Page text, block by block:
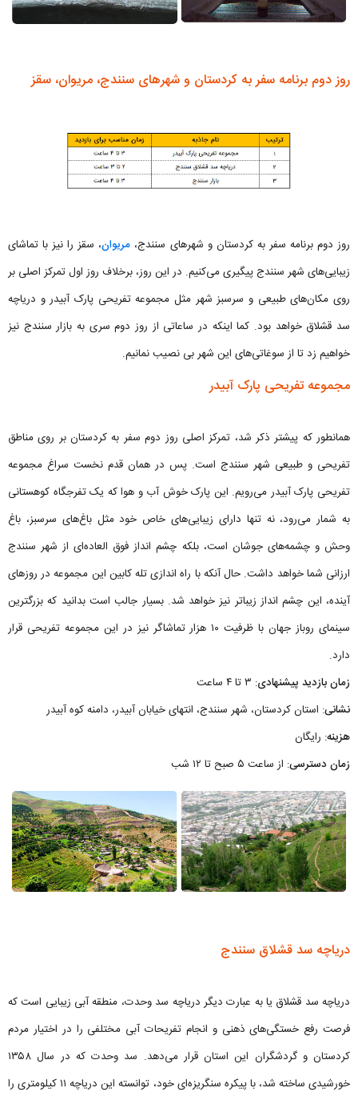
روز دوم برنامه سفر به کردستان و شهرهای سنندج، مریوان، سقز
روز دوم برنامه سفر به کردستان و شهرهای سنندج، مریوان، سقز را نیز با تماشای
زیبایی‌های شهر سنندج پیگیری می‌کنیم. در این روز، برخلاف روز اول تمرکز اصلی بر
روی مکان‌های طبیعی و سرسبز شهر مثل مجموعه تفریحی پارک آبیدر و دریاچه
سد قشلاق خواهد بود. کما اینکه در ساعاتی از روز دوم سری به بازار سنندج نیز
خواهیم زد تا از سوغاتی‌های این شهر بی نصیب نمانیم.
مجموعه تفریحی پارک آبیدر
همانطور که پیشتر ذکر شد، تمرکز اصلی روز دوم سفر به کردستان بر روی مناطق
تفریحی و طبیعی شهر سنندج است. پس در همان قدم نخست سراغ مجموعه
تفریحی پارک آبیدر می‌رویم. این پارک خوش آب و هوا که یک تفرجگاه کوهستانی
به شمار می‌رود، نه تنها دارای زیبایی‌های خاص خود مثل باغ‌های سرسبز، باغ
وحش و چشمه‌های جوشان است، بلکه چشم انداز فوق العاده‌ای از شهر سنندج
ارزانی شما خواهد داشت. حال آنکه با راه اندازی تله کابین این مجموعه در روزهای
آینده، این چشم انداز زیباتر نیز خواهد شد. بسیار جالب است بدانید که بزرگترین
سینمای روباز جهان با ظرفیت ۱۰ هزار تماشاگر نیز در این مجموعه تفریحی قرار
دارد.
زمان بازدید پیشنهادی: ۳ تا ۴ ساعت
نشانی: استان کردستان، شهر سنندج، انتهای خیابان آبیدر، دامنه کوه آبیدر
هزینه: رایگان
زمان دسترسی: از ساعت ۵ صبح تا ۱۲ شب
دریاچه سد قشلاق سنندج
دریاچه سد قشلاق یا به عبارت دیگر دریاچه سد وحدت، منطقه آبی زیبایی است که
فرصت رفع خستگی‌های ذهنی و انجام تفریحات آبی مختلفی را در اختیار مردم
کردستان و گردشگران این استان قرار می‌دهد. سد وحدت که در سال ۱۳۵۸
خورشیدی ساخته شد، با پیکره سنگریزه‌ای خود، توانسته این دریاچه ۱۱ کیلومتری را